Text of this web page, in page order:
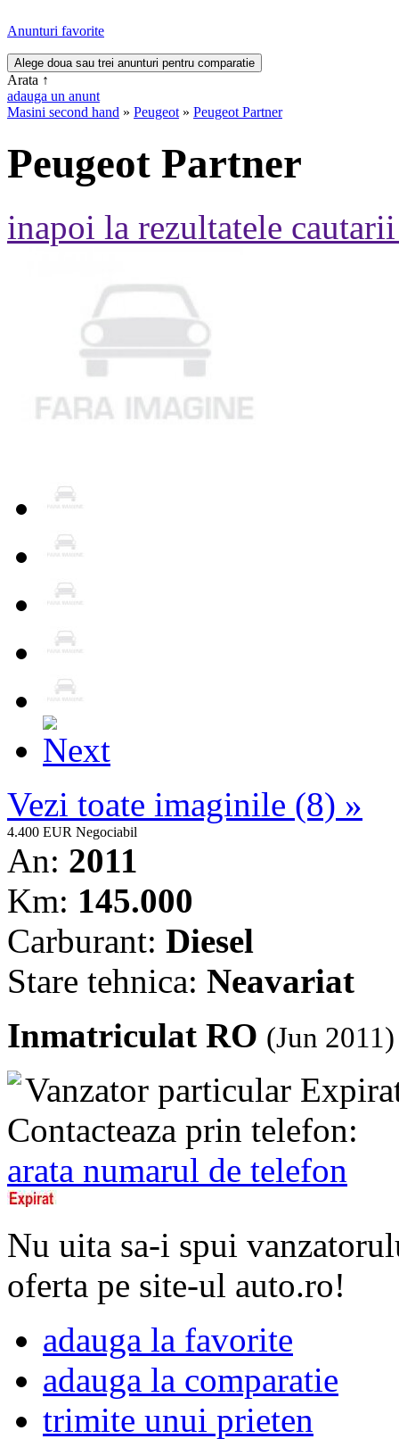
Anunturi favorite
Arata ↑
adauga un anunt
Masini second hand » Peugeot » Peugeot Partner
Peugeot Partner
inapoi la rezultatele
Vezi toate imaginile (8) »
4.400 EUR Negociabil
An: 2011
Km: 145.000
Carburant: Diesel
Stare tehnica: Neavariat
Inmatriculat RO (Jun 2011)
Vanzator particular
Contacteaza prin telefon:
arata numarul de telefon
Nu uita sa-i spui
oferta pe site-ul auto.ro!
adauga la favorite
adauga la comparatie
trimite unui prieten